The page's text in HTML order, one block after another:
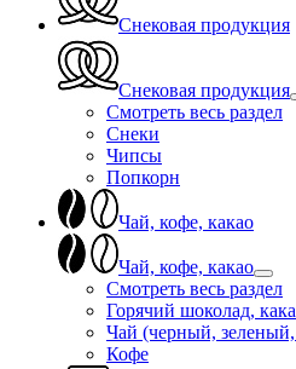
Снековая продукция
Снековая продукция
Смотреть весь раздел
Снеки
Чипсы
Попкорн
Чай, кофе, какао
Чай, кофе, какао
Смотреть весь раздел
Горячий шоколад,
Чай (черный,
Кофе